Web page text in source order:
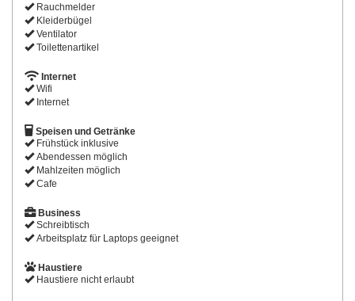
Rauchmelder
Kleiderbügel
Ventilator
Toilettenartikel
Internet
Wifi
Internet
Speisen und Getränke
Frühstück inklusive
Abendessen möglich
Mahlzeiten möglich
Cafe
Business
Schreibtisch
Arbeitsplatz für Laptops geeignet
Haustiere
Haustiere nicht erlaubt